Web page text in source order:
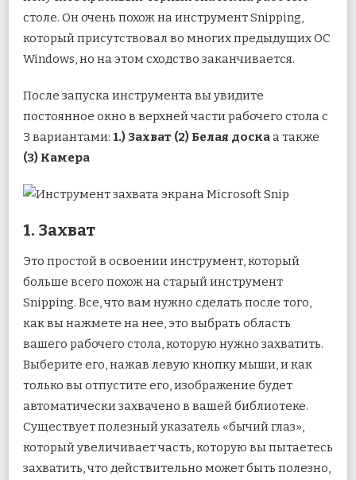
столе. Он очень похож на инструмент Snipping,
который присутствовал во многих предыдущих ОС
Windows, но на этом сходство заканчивается.
После запуска инструмента вы увидите
постоянное окно в верхней части рабочего стола с
3 вариантами: 1.) Захват (2) Белая доскаа также
(3) Камера
1. Захват
Это простой в освоении инструмент, который
больше всего похож на старый инструмент
Snipping. Все, что вам нужно сделать после того,
как вы нажмете на нее, это выбрать область
вашего рабочего стола, которую нужно захватить.
Выберите его, нажав левую кнопку мыши, и как
только вы отпустите его, изображение будет
автоматически захвачено в вашей библиотеке.
Существует полезный указатель «бычий глаз»,
который увеличивает часть, которую вы пытаетесь
захватить, что действительно может быть полезно,